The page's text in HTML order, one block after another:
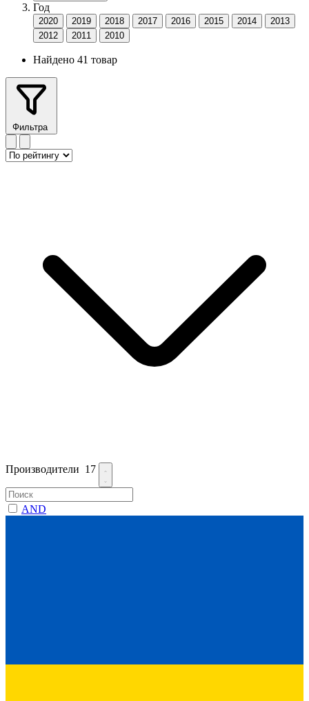
Год
2020 2019 2018 2017 2016 2015 2014
2013
2012
2011 2010
Найдено 41 товар
Фильтра
Производители 17
AND